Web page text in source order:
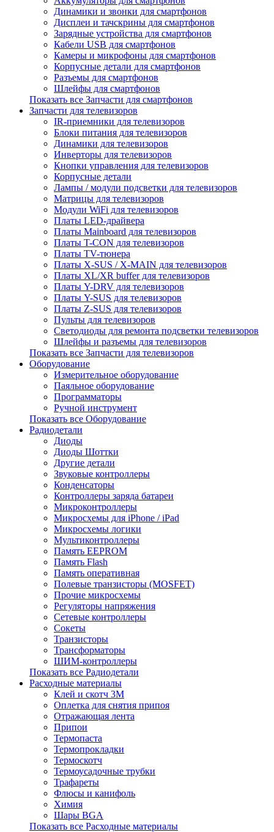
Динамики и звонки для смартфонов
Дисплеи и тачскрины для смартфонов
Зарядные устройства для смартфонов
Кабели USB для смартфонов
Камеры и микрофоны для смартфонов
Корпусные детали для смартфонов
Разъемы для смартфонов
Шлейфы для смартфонов
Показать все Запчасти для смартфонов
Запчасти для телевизоров
IR-приемники для телевизоров
Блоки питания для телевизоров
Динамики для телевизоров
Инверторы для телевизоров
Кнопки управления для телевизоров
Корпусные детали
Лампы / модули подсветки для телевизоров
Матрицы для телевизоров
Модули WiFi для телевизоров
Платы LED-драйвера
Платы Mainboard для телевизоров
Платы T-CON для телевизоров
Платы TV-тюнера
Платы X-SUS / X-MAIN для телевизоров
Платы XL/XR buffer для телевизоров
Платы Y-DRV для телевизоров
Платы Y-SUS для телевизоров
Платы Z-SUS для телевизоров
Пульты для телевизоров
Светодиоды для ремонта подсветки телевизоров
Шлейфы и разъемы для телевизоров
Показать все Запчасти для телевизоров
Оборудование
Измерительное оборудование
Паяльное оборудование
Программаторы
Ручной инструмент
Показать все Оборудование
Радиодетали
Диоды
Диоды Шоттки
Другие детали
Звуковые контроллеры
Конденсаторы
Контроллеры заряда батареи
Микроконтроллеры
Микросхемы для iPhone / iPad
Микросхемы логики
Мультиконтроллеры
Память EEPROM
Память Flash
Память оперативная
Полевые транзисторы (MOSFET)
Прочие микросхемы
Регуляторы напряжения
Сетевые контроллеры
Сокеты
Транзисторы
Трансформаторы
ШИМ-контроллеры
Показать все Радиодетали
Расходные материалы
Клей и скотч 3M
Оплетка для снятия припоя
Отражающая лента
Припои
Термопаста
Термопрокладки
Термоскотч
Термоусадочные трубки
Трафареты
Флюсы и канифоль
Химия
Шары BGA
Показать все Расходные материалы